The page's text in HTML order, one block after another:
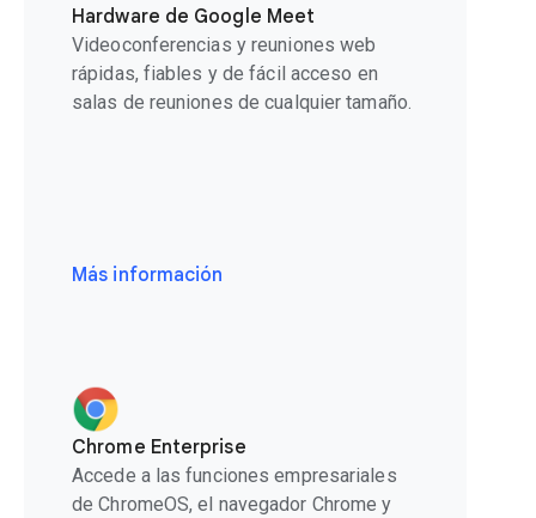
Hardware de Google Meet
Videoconferencias y reuniones web
rápidas, fiables y de fácil acceso en
salas de reuniones de cualquier tamaño.
Más información
Chrome Enterprise
Accede a las funciones empresariales
de ChromeOS, el navegador Chrome y